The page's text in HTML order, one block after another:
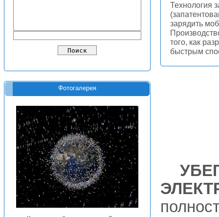
Фотогалерея
Технология
зарядить
того, как
быстрым